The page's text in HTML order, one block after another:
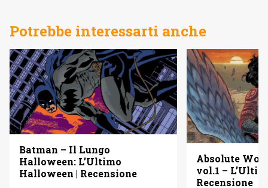
Potrebbe interessarti anche
Batman – Il Lungo
Halloween: L’Ultimo
Halloween | Recensione
Absolute
vol.1 –
Recensione